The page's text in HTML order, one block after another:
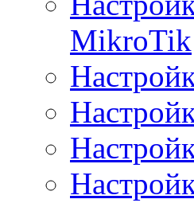
MikroTik